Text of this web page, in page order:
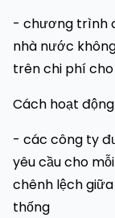
- chương trình
nhà nước
trên chi phí
Cách hoạt
- các công ty
yêu cầu cho
chênh lệch
thống